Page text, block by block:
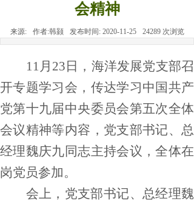
会精神
来源: 作者:韩颢 发布时间: 2020-11-25 24289 次浏览
11月23日，海洋发展党支部召
开专题学习会，传达学习中国共产
党第十九届中央委员会第五次全体
会议精神等内容，党支部书记、总
经理魏庆九同志主持会议，全体在
岗党员参加。
会上，党支部书记、总经理魏